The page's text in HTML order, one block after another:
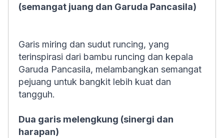
(semangat juang dan Garuda Pancasila)
Garis miring dan sudut runcing, yang
terinspirasi dari bambu runcing dan kepala
Garuda Pancasila, melambangkan semangat
pejuang untuk bangkit lebih kuat dan
tangguh.
Dua garis melengkung (sinergi dan
harapan)